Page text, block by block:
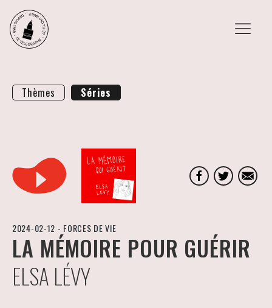
agenda
restaurant
le
podcasts
Thèmes Séries
2024-02-12 - FORCES DE VIE
LA MÉMOIRE POUR GUÉRIR
ELSA LÉVY